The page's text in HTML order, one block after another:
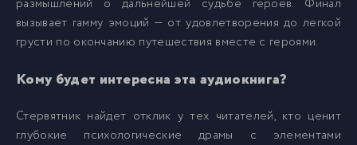
29 0029_Стервятник
30 0030_Стервятник
31 0031_Стервятник
размышлений о дальнейшей судьбе героев. Финал
вызывает гамму эмоций — от удовлетворения до легкой
грусти по окончанию путешествия вместе с героями.
Кому будет интересна эта аудиокнига?
Стервятник найдет отклик у тех читателей, кто ценит
глубокие психологические драмы с элементами